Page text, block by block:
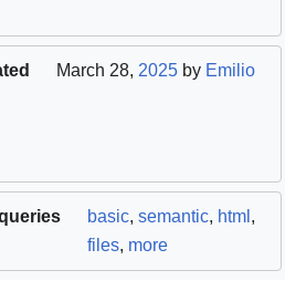
March 28, 2025 by Emilio
basic, semantic, html ,
files, more